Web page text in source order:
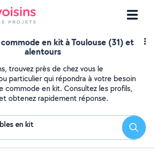
en kit à Toulouse (31) et
alentours
trouvez près de chez vous le
particulier qui répondra à votre besoin
commode en kit. Consultez les profils,
obtenez rapidement réponse.
en kit